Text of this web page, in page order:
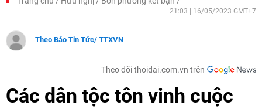
21:03 | 16/05/2023 GMT+7
Theo Báo Tin Tức/ TTXVN
Theo dõi thoidai.com.vn trên
Các dân tộc tôn vinh cuộc